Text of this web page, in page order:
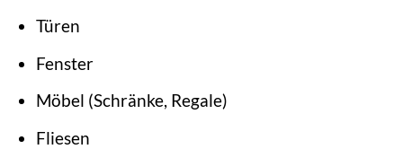
Türen
Fenster
Möbel (Schränke, Regale)
Fliesen